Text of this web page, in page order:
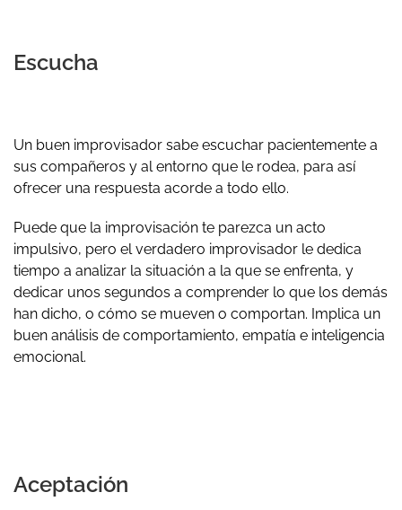
Escucha
Un buen improvisador sabe escuchar pacientemente a
sus compañeros y al entorno que le rodea, para así
ofrecer una respuesta acorde a todo ello.
Puede que la improvisación te parezca un acto
impulsivo, pero el verdadero improvisador le dedica
tiempo a analizar la situación a la que se enfrenta, y
dedicar unos segundos a comprender lo que los demás
han dicho, o cómo se mueven o comportan. Implica un
buen análisis de comportamiento, empatía e inteligencia
emocional.
Aceptación